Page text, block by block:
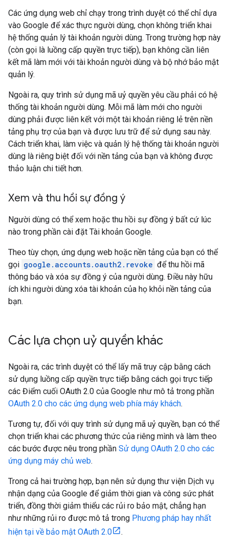
Các ứng dụng web chỉ chạy trong trình duyệt có thể chỉ dựa
vào Google để xác thực người dùng, chọn không triển khai
hệ thống quản lý tài khoản người dùng. Trong trường hợp này
(còn gọi là luồng cấp quyền trực tiếp), bạn không cần liên
kết mã làm mới với tài khoản người dùng và bộ nhớ bảo mật
quản lý.
Ngoài ra, quy trình sử dụng mã uỷ quyền yêu cầu phải có hệ
thống tài khoản người dùng. Mỗi mã làm mới cho người
dùng phải được liên kết với một tài khoản riêng lẻ trên nền
tảng phụ trợ của bạn và được lưu trữ để sử dụng sau này.
Cách triển khai, làm việc và quản lý hệ thống tài khoản người
dùng là riêng biệt đối với nền tảng của bạn và không được
thảo luận chi tiết hơn.
Xem và thu hồi sự đồng ý
Người dùng có thể xem hoặc thu hồi sự đồng ý bất cứ lúc
nào trong phần cài đặt Tài khoản Google.
Theo tùy chọn, ứng dụng web hoặc nền tảng của bạn có thể
gọi google.accounts.oauth2.revoke để thu hồi mã
thông báo và xóa sự đồng ý của người dùng. Điều này hữu
ích khi người dùng xóa tài khoản của họ khỏi nền tảng của
bạn.
Các lựa chọn uỷ quyền khác
Ngoài ra, các trình duyệt có thể lấy mã truy cập bằng cách
sử dụng luồng cấp quyền trực tiếp bằng cách gọi trực tiếp
các Điểm cuối OAuth 2.0 của Google như mô tả trong phần
OAuth 2.0 cho các ứng dụng web phía máy khách.
Tương tự, đối với quy trình sử dụng mã uỷ quyền, bạn có thể
chọn triển khai các phương thức của riêng mình và làm theo
các bước được nêu trong phần Sử dụng OAuth 2.0 cho các
ứng dụng máy chủ web.
Trong cả hai trường hợp, bạn nên sử dụng thư viện Dịch vụ
nhận dạng của Google để giảm thời gian và công sức phát
triển, đồng thời giảm thiểu các rủi ro bảo mật, chẳng hạn
như những rủi ro được mô tả trong Phương pháp hay nhất
hiện tại về bảo mật OAuth 2.0
.